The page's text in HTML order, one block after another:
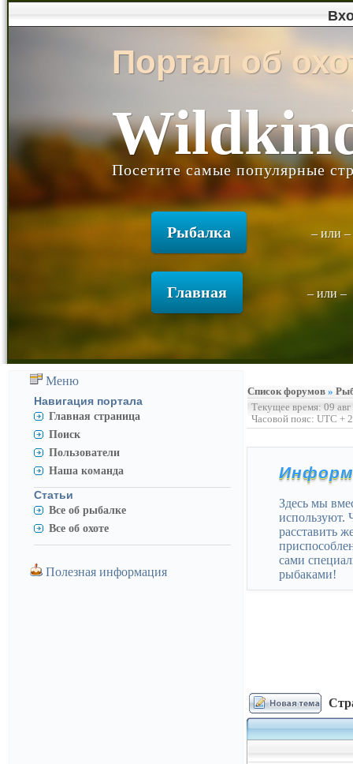
Портал об
Посетите самые популярные
Рыбалка – или
Главная – или –
Меню
Навигация портала
Главная страница
Поиск
Пользователи
Наша команда
Статьи
Все об рыбалке
Все об охоте
Полезная информация
Список форумов »
Текущее время: 09
Часовой пояс: UTC +
Здесь мы
используют.
расставить
сами
рыбаками!